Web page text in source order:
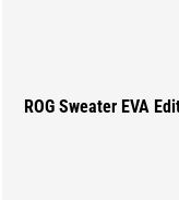
ROG Sweater EVA